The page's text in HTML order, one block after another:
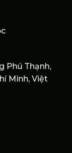
Phú Thạnh,
Minh, Việt